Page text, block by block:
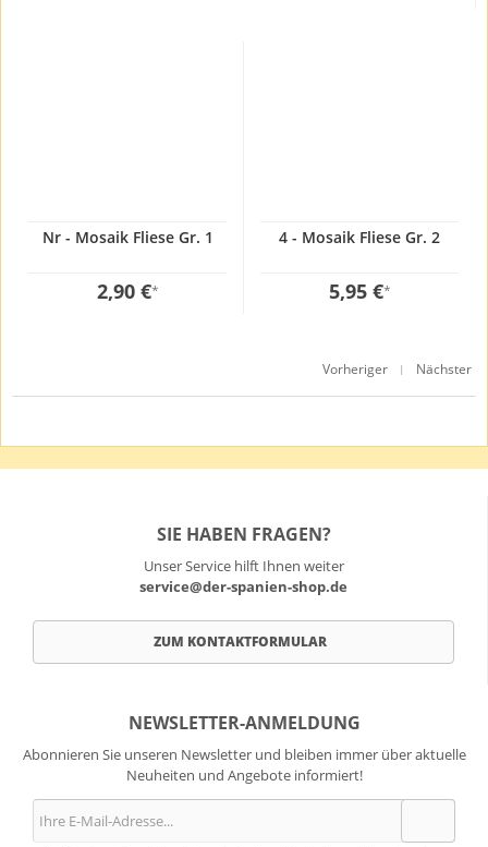
Nr - Mosaik Fliese Gr. 1
2,90 €*
4 - Mosaik Fliese Gr. 2
5,95 €*
Vorheriger | Nächster
SIE HABEN FRAGEN?
Unser Service hilft Ihnen weiter
service@der-spanien-shop.de
ZUM KONTAKTFORMULAR
NEWSLETTER-ANMELDUNG
Abonnieren Sie unseren Newsletter und bleiben immer über aktuelle
Neuheiten und Angebote informiert!